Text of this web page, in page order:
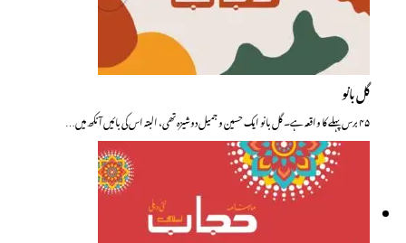
گل بانو
۴۵ برس پہلے کا واقعہ ہے۔ گل بانو ایک حسین و جمیل دوشیزہ تھی، البتہ اس کی بائیں آنکھ میں…